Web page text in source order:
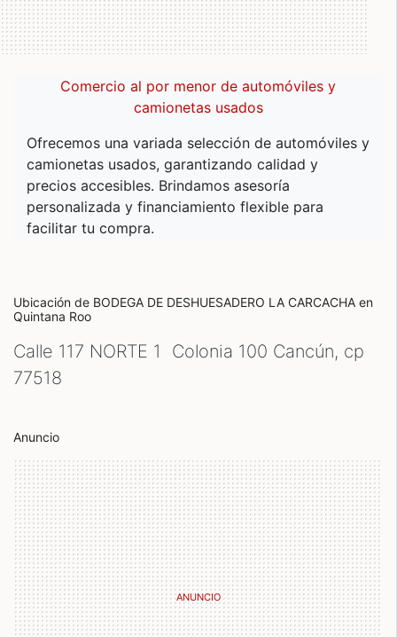
Comercio al por menor de automóviles y
camionetas usados
Ofrecemos una variada selección de automóviles y
camionetas usados, garantizando calidad y
precios accesibles. Brindamos asesoría
personalizada y financiamiento flexible para
facilitar tu compra.
Ubicación de BODEGA DE DESHUESADERO LA CARCACHA en
Quintana Roo
Calle 117 NORTE 1 Colonia 100 Cancún, cp
77518
Anuncio